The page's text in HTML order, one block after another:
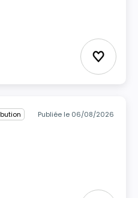
Ajouter
Publiée le 06/08/2026